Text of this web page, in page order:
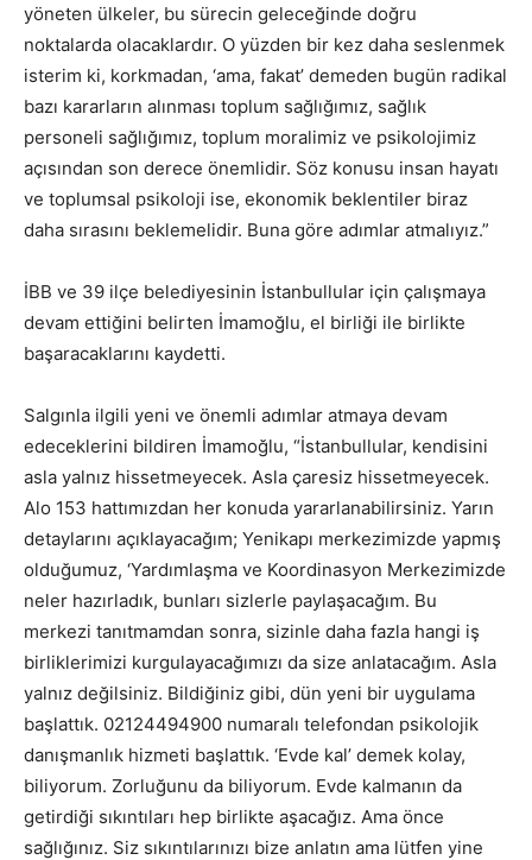
yöneten ülkeler, bu sürecin geleceğinde doğru
noktalarda olacaklardır. O yüzden bir kez daha seslenmek
isterim ki, korkmadan, ‘ama, fakat’ demeden bugün radikal
bazı kararların alınması toplum sağlığımız, sağlık
personeli sağlığımız, toplum moralimiz ve psikolojimiz
açısından son derece önemlidir. Söz konusu insan hayatı
ve toplumsal psikoloji ise, ekonomik beklentiler biraz
daha sırasını beklemelidir. Buna göre adımlar atmalıyız.”
İBB ve 39 ilçe belediyesinin İstanbullular için çalışmaya
devam ettiğini belirten İmamoğlu, el birliği ile birlikte
başaracaklarını kaydetti.
Salgınla ilgili yeni ve önemli adımlar atmaya devam
edeceklerini bildiren İmamoğlu, “İstanbullular, kendisini
asla yalnız hissetmeyecek. Asla çaresiz hissetmeyecek.
Alo 153 hattımızdan her konuda yararlanabilirsiniz. Yarın
detaylarını açıklayacağım; Yenikapı merkezimizde yapmış
olduğumuz, ‘Yardımlaşma ve Koordinasyon Merkezimizde
neler hazırladık, bunları sizlerle paylaşacağım. Bu
merkezi tanıtmamdan sonra, sizinle daha fazla hangi iş
birliklerimizi kurgulayacağımızı da size anlatacağım. Asla
yalnız değilsiniz. Bildiğiniz gibi, dün yeni bir uygulama
başlattık. 02124494900 numaralı telefondan psikolojik
danışmanlık hizmeti başlattık. ‘Evde kal’ demek kolay,
biliyorum. Zorluğunu da biliyorum. Evde kalmanın da
getirdiği sıkıntıları hep birlikte aşacağız. Ama önce
sağlığınız. Siz sıkıntılarınızı bize anlatın ama lütfen yine